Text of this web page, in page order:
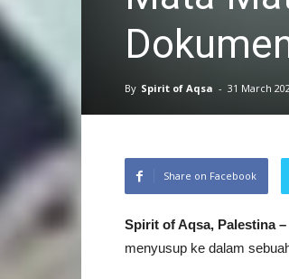
By Spirit of Aqsa - 31 March
Share on Facebook
Spirit of Aqsa, Palestina –
menyusup ke dalam